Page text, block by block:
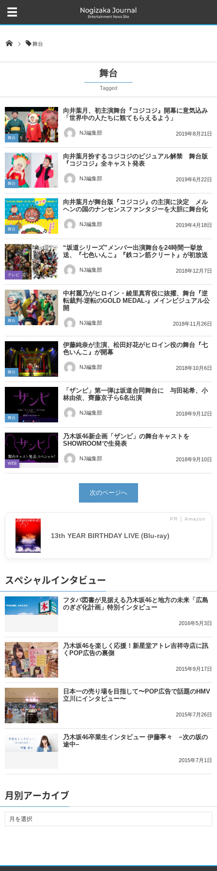
舞台
舞台
Tagged
舞台
向井葉月、初主演舞台『コジコジ』開幕に意気込み
「世界中の人たちに観てもらえるよう」
NJ編集部 2019年8月21日
舞台
向井葉月扮するコジコジのビジュアル解禁 舞台版
『コジコジ』全キャスト発表
NJ編集部 2019年6月22日
舞台
向井葉月が舞台版『コジコジ』の主演に決定 メル
ヘンの国のナンセンスファンタジーを大胆に舞台化
NJ編集部 2019年4月18日
テレビ
“坂道シリーズ”メンバー出演舞台を24時間一挙放
送、『七色いんこ』『鉄コン筋クリート』が初放送
NJ編集部 2018年12月7日
舞台
中村麗乃がヒロイン・綾里真宵役に抜擢、舞台『逆
転裁判-逆転のGOLD MEDAL-』メインビジュアル公
開
NJ編集部 2018年11月26日
舞台
伊藤純奈が主演、松田好花がヒロイン役の舞台『七
色いんこ』が開幕
NJ編集部 2018年10月6日
舞台
「ザンビ」第一弾は坂道合同舞台に 与田祐希、小
林由依、齊藤京子ら6名出演
NJ編集部 2018年9月12日
WEB
乃木坂46新企画「ザンビ」の舞台キャストを
SHOWROOMで生発表
NJ編集部 2018年9月10日
次のページへ
PR │ Amazon
13th YEAR BIRTHDAY LIVE (Blu-ray)
スペシャルインタビュー
フタバ図書が見据える乃木坂46と地方の未来「広島
のぎざ化計画」特別インタビュー
2016年5月3日
乃木坂46を楽しく応援！新星堂アトレ吉祥寺店に訊
くPOP広告の裏側
2015年9月17日
日本一の売り場を目指して〜POP広告で話題のHMV
立川にインタビュー〜
2015年7月26日
乃木坂46卒業生インタビュー 伊藤寧々 −次の坂の
途中−
2015年7月1日
月別アーカイブ